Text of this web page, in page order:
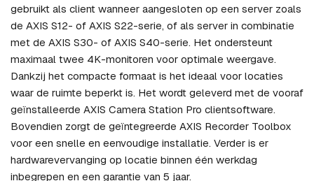
gebruikt als client wanneer aangesloten op een server zoals
de AXIS S12- of AXIS S22-serie, of als server in combinatie
met de AXIS S30- of AXIS S40-serie. Het ondersteunt
maximaal twee 4K-monitoren voor optimale weergave.
Dankzij het compacte formaat is het ideaal voor locaties
waar de ruimte beperkt is. Het wordt geleverd met de vooraf
geïnstalleerde AXIS Camera Station Pro clientsoftware.
Bovendien zorgt de geïntegreerde AXIS Recorder Toolbox
voor een snelle en eenvoudige installatie. Verder is er
hardwarevervanging op locatie binnen één werkdag
inbegrepen en een garantie van 5 jaar.